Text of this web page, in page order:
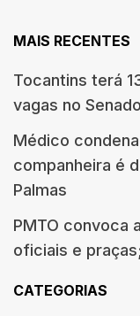
MAIS RECENTES
Tocantins terá
vagas no
Médico
companheira é
Palmas
PMTO convoca
oficiais e
CATEGORIAS